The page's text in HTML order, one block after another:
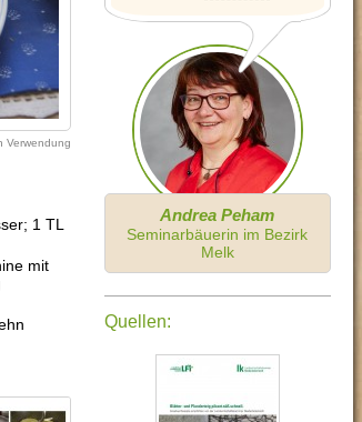
Verwendung
1 TL
mit
Andrea Peham
Seminarbäuerin im Bezirk
Melk
Quellen: